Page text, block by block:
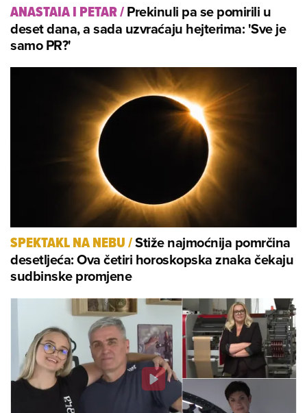
ANASTAIA I PETAR/Prekinuli pa se pomirili u
deset dana, a sada uzvraćaju hejterima: 'Sve je
samo PR?'
SPEKTAKL NA NEBU/Stiže najmoćnija pomrčina
desetljeća: Ova četiri horoskopska znaka čekaju
sudbinske promjene